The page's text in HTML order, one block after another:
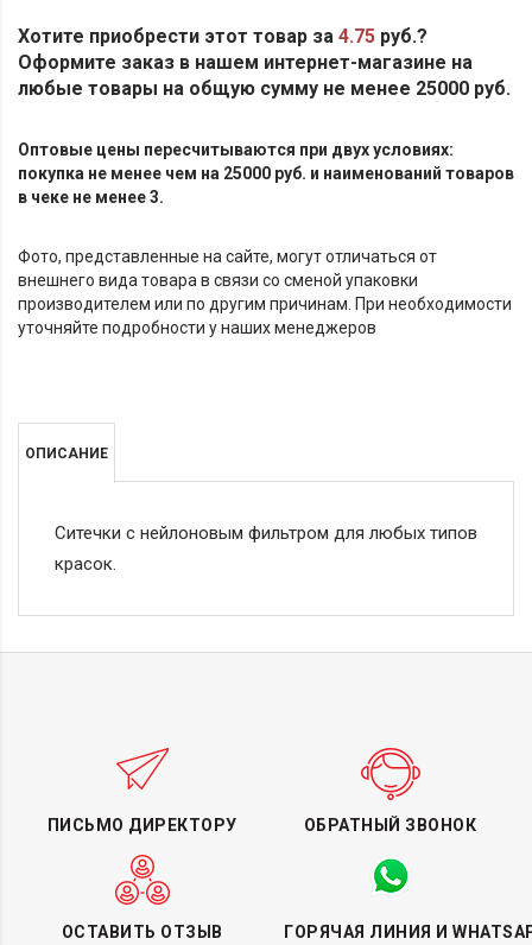
Хотите приобрести этот товар за 4.75 руб.?
Оформите заказ в нашем интернет-магазине на
любые товары на общую сумму не менее 25000 руб.
Оптовые цены пересчитываются при двух условиях:
покупка не менее чем на 25000 руб. и наименований товаров
в чеке не менее 3.
Фото, представленные на сайте, могут отличаться от
внешнего вида товара в связи со сменой упаковки
производителем или по другим причинам. При необходимости
уточняйте подробности у наших менеджеров
ОПИСАНИЕ
Ситечки с нейлоновым фильтром для любых типов
красок.
ПИСЬМО ДИРЕКТОРУ ОБРАТНЫЙ ЗВОНОК
ОСТАВИТЬ ОТЗЫВ ГОРЯЧАЯ ЛИНИЯ И